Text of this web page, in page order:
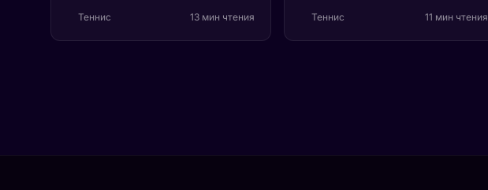
Теннис 13 мин чтения
серьёзно и кто выигрывает, если
Теннис 11 мин чтения